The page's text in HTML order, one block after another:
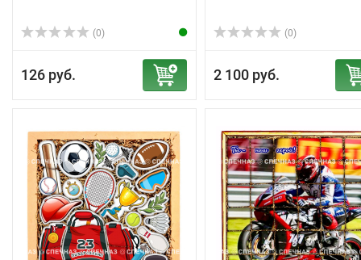
(0)
126 руб.
(0)
2 100 руб.